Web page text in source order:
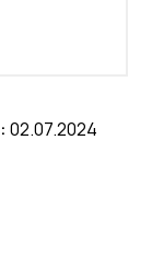
02.07.2024